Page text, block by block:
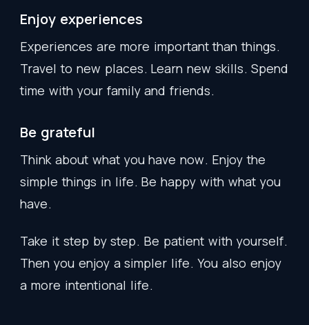
Enjoy experiences
Experiences are more important than things.
Travel to new places. Learn new skills. Spend
time with your family and friends.
Be grateful
Think about what you have now. Enjoy the
simple things in life. Be happy with what you
have.
Take it step by step. Be patient with yourself.
Then you enjoy a simpler life. You also enjoy
a more intentional life.